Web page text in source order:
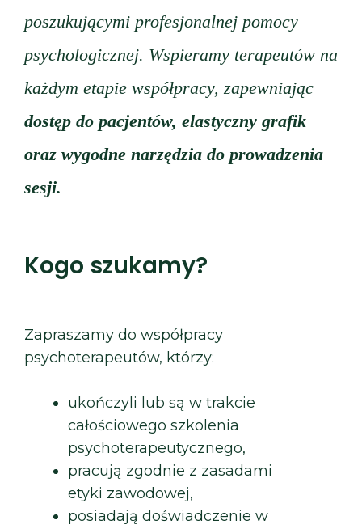
poszukującymi profesjonalnej pomocy
psychologicznej. Wspieramy terapeutów na
każdym etapie współpracy, zapewniając
dostęp do pacjentów, elastyczny grafik
oraz wygodne narzędzia do prowadzenia
sesji.
Kogo szukamy?
Zapraszamy do współpracy
psychoterapeutów, którzy:
ukończyli lub są w trakcie
całościowego szkolenia
psychoterapeutycznego,
pracują zgodnie z zasadami
etyki zawodowej,
posiadają doświadczenie w